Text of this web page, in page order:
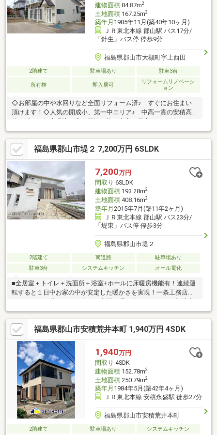
建物面積84.87m2
土地面積167.25m2
築年月 1985年11月(築40年10ヶ月)
ＪＲ東北本線 郡山駅 バス17分/
「針生」バス停 停歩9分
福島県郡山市大槻町字上西田
2階建て 駐車場あり 駐車3台
所有権 即入居可
リフォームリノベーシ
ョン
◇お部屋の中や水回りなど全面リフォーム済♪ すぐにお住まい
頂けます！◇人気の開成小、第一中エリア♪ 中高一貫の安積高
な環境♪◇四季を感じる南川渓谷近く！ お子さんや、愛犬のお
散歩にもピッタリ♪◇お買い物は、ヨークベニマルコスモス通り
店やリオンドール 鳴神店が便利◇４号バイパス、静御前通りアク
セス良好駐車場はゆとりの３台可能♪是非実際にご覧ください！
福島県郡山市堤２ 7,200万円 6SLDK
7,200万円
間取り 6SLDK
建物面積193.28m2
土地面積408.16m2
築年月 2015年7月(築11年2ヶ月)
ＪＲ東北本線 郡山駅 バス23分/
「堤東」バス停 停歩3分
福島県郡山市堤２
2階建て 南道路
駐車場あり
駐車3台
システムキッチン オール電化
■全居室＋トイレ＋洗面所＋浴室+ホールに床暖房機能有！連続運
転すると１日中お家の中が安定した暖かさを実現！一条工務店の
ロスガードで熱のロスを少なく空調管理で空気がきれいな快適空
間！□住宅とは別に建築確認取得済みの70.42㎡の大きなガレージ
付き！車が4台入る贅沢な広さ！■1階には16.5帖のLDKに加えて9
帖のDKもあります。玄関は1つですが、2世帯にも対応できます！
2階に洗面所と洗濯機置場、1階にももちろん洗面所と洗濯機置場
有！□屋根はソーラーパネル葺で屋根の全面が太陽光パネル！
16.6kW！光熱費を大幅に低減できる容量です！まずはお気軽にお
問い合わせください！
福島県郡山市安積荒井本町 1,940万円 4SDK
1,940万円
間取り 4SDK
建物面積152.78m2
土地面積250.79m2
築年月 1984年5月(築42年4ヶ月)
ＪＲ東北本線 安積永盛駅 徒歩27分
福島県郡山市安積荒井本町
2階建て 駐車場あり
システムキッチン